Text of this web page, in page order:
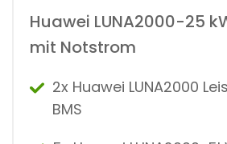
Huawei LUNA2000-25
mit Notstrom
2x Huawei LUNA2000
BMS